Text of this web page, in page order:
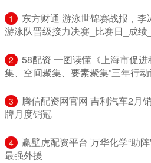
1
东方财通 游泳世锦赛战报，
游泳队晋级接力决赛_比赛日_成绩
2
​58配资 一图读懂《上海市促
集、空间聚集、要素聚集”三年行
3
腾信配资网官网 吉利汽车2月
牌月度销冠
4
赢壁虎配资平台 万华化学“助
最强外援